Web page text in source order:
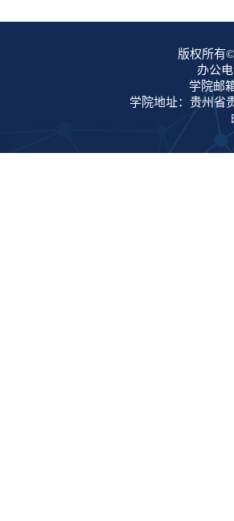
版权所有
办公
学院邮
学院地址：贵州省